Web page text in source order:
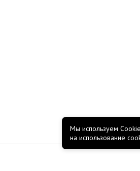
Мы используем
на использование